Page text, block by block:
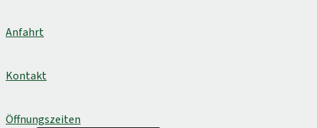
Anfahrt
Kontakt
Öffnungszeiten